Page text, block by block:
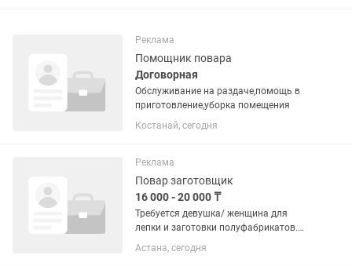
Реклама
Помощник повара
Договорная
Обслуживание на раздаче,помощь в
приготовление,уборка помещения
Костанай, сегодня
Реклама
Повар заготовщик
16 000 - 20 000 ₸
Требуется девушка/ женщина для
лепки и заготовки полуфабрикатов.
Умение работать с тестом, фаршем,
начинками, соблюдение рецептур и
Астана, сегодня